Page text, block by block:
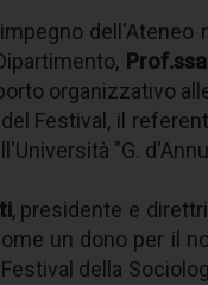
Prof.ssa
organizzativo
Festival, il
"G.
, presidente e
un dono per il
della